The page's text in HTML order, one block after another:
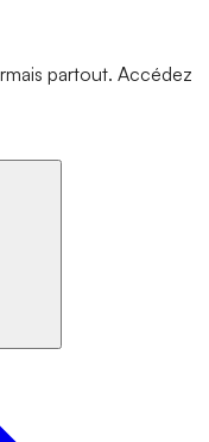
partout. Accédez